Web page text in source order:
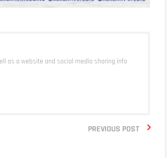
as a website and social media sharing info
PREVIOUS POST 